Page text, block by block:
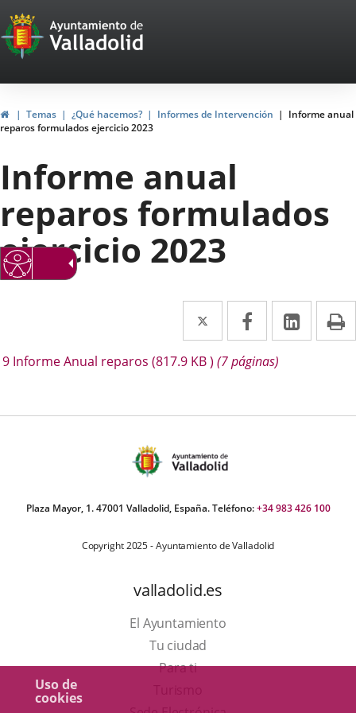
Uso de
cookies
Portal
Web
del
Ayuntamiento
de
Valladolid
InicioTemas ¿Qué hacemos? Informes de Intervención
Informe anual
reparos formulados ejercicio 2023
Informe anual
reparos formulados
ejercicio 2023
Twitter
Enlace
a
una
externa.
Facebook
Enlace
a
una
externa.
Enlace
a
9 Informe Anual reparos (817.9 KB) (7 páginas)
Plaza Mayor, 1. 47001 Valladolid, España. Teléfono:+34 983 426 100
Copyright 2025 - Ayuntamiento de Valladolid
valladolid.es
El Ayuntamiento
Tu ciudad
Para ti